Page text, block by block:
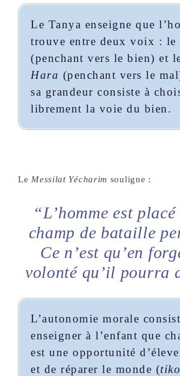
Le Tanya enseigne que
trouve entre deux voix : le
(penchant vers le bien) et
Hara (penchant vers le
sa grandeur consiste à
librement la voie du bien.
Le Messilat Yécharim souligne :
“L’homme est placé dans un
champ de bataille
Ce n’est qu’en
volonté qu’il pourra
L’autonomie morale
enseigner à l’enfant que
est une opportunité
et de réparer le monde (